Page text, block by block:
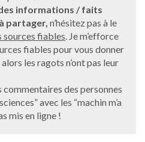
informations / faits
partager, n’hésitez pas à le
sources fiables . Je m’efforce
fiables pour vous donner
les ragots n’ont pas leur
des personnes
avec les “machin m’a
mis en ligne !